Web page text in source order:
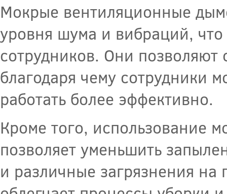
Мокрые вентиляционные
уровня шума и вибраций,
сотрудников. Они позволяют
благодаря чему сотрудники
работать более эффективно.
Кроме того, использование
позволяет уменьшить
и различные загрязнения на